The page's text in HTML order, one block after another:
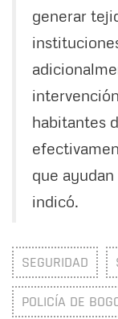
generar
habitantes
que
indicó.
SEGURIDAD
POLICÍA DE